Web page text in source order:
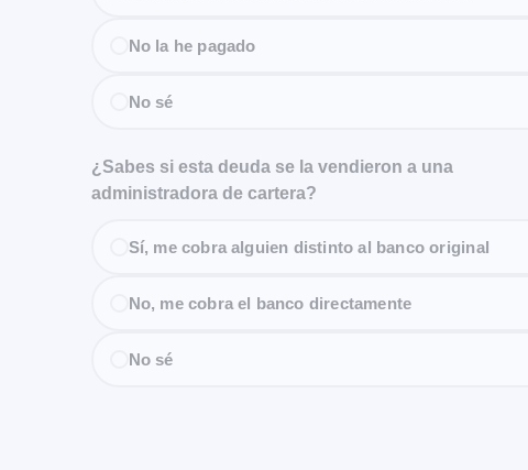
No la he pagado
No sé
¿Sabes si esta deuda se la vendieron a una
administradora de cartera?
Sí, me cobra alguien distinto al banco original
No, me cobra el banco directamente
No sé